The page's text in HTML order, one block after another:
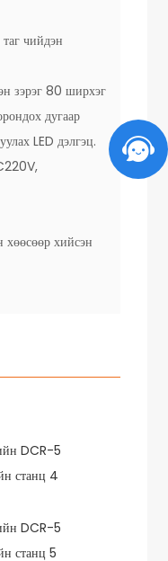
чийдэн
зэрэг 80 ширхэг
дугаар
LED дэлгэц.
хөөсөөр хийсэн